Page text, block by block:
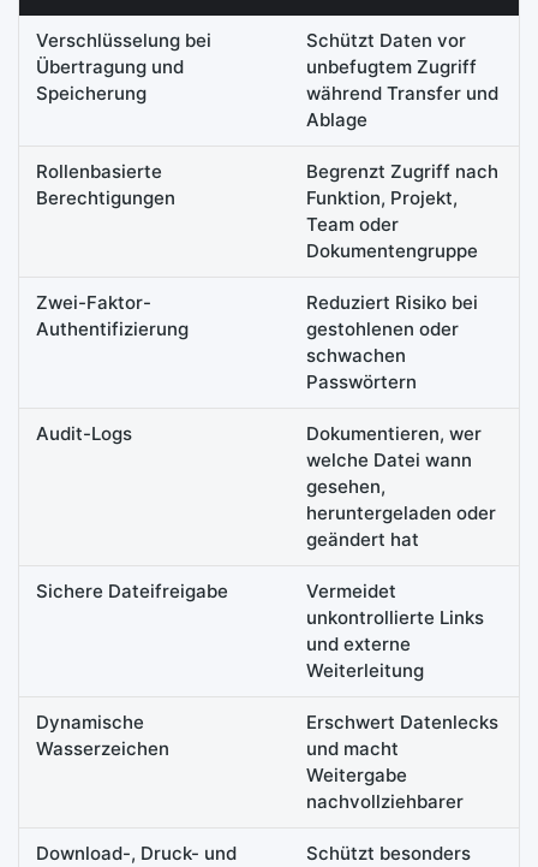
Verschlüsselung bei
Übertragung und
Speicherung
Schützt Daten vor
unbefugtem Zugriff
während Transfer und
Ablage
Rollenbasierte
Berechtigungen
Begrenzt Zugriff nach
Funktion, Projekt,
Team oder
Dokumentengruppe
Zwei-Faktor-
Authentifizierung
Reduziert Risiko bei
gestohlenen oder
schwachen
Passwörtern
Audit-Logs
Dokumentieren, wer
welche Datei wann
gesehen,
heruntergeladen oder
geändert hat
Sichere Dateifreigabe
Vermeidet
unkontrollierte Links
und externe
Weiterleitung
Dynamische
Wasserzeichen
Erschwert Datenlecks
und macht
Weitergabe
nachvollziehbarer
Download-, Druck- und
Schützt besonders